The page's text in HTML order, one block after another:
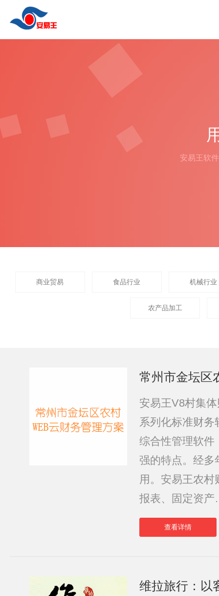
安易王软
商业贸易 食品行业 机械行业
农产品加工
常州市金坛区
安易王V8村集
系列化标准财
综合性管理软件
强的特点。经多
用。安易王农
报表、固定资
查看详情
维拉旅行：以